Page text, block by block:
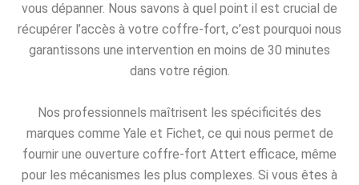
vous dépanner. Nous savons à quel point il est crucial de
récupérer l’accès à votre coffre-fort, c’est pourquoi nous
garantissons une intervention en moins de 30 minutes
dans votre région.
Nos professionnels maîtrisent les spécificités des
marques comme Yale et Fichet, ce qui nous permet de
fournir une ouverture coffre-fort Attert efficace, même
pour les mécanismes les plus complexes. Si vous êtes à